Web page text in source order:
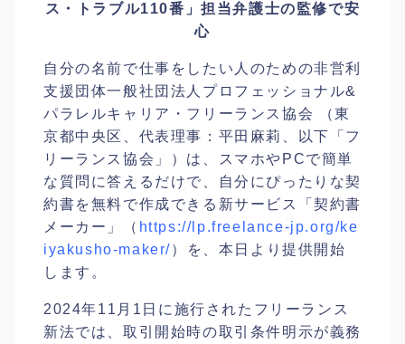
ス・トラブル110番」担当弁護士の監修で安
心
自分の名前で仕事をしたい人のための非営利
支援団体一般社団法人プロフェッショナル&
パラレルキャリア・フリーランス協会 （東
京都中央区、代表理事：平田麻莉、以下「フ
リーランス協会」）は、スマホやPCで簡単
な質問に答えるだけで、自分にぴったりな契
約書を無料で作成できる新サービス「契約書
メーカー」（ https://lp.freelance-jp.org/ke
iyakusho-maker/）を、本日より提供開始
します。
2024年11月1日に施行されたフリーランス
新法では、取引開始時の取引条件明示が義務